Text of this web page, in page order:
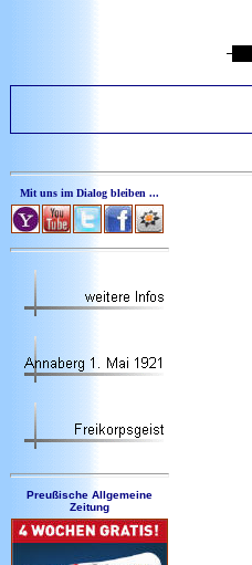
Mit uns im Dialog bleiben ...
Preußische Allgemeine
Zeitung